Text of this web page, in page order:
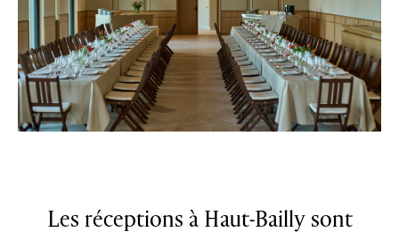
Les réceptions à Haut-Bailly sont